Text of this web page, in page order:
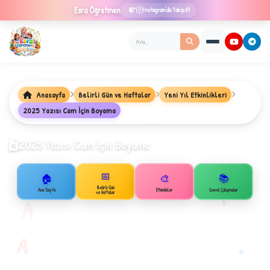
Esra Öğretmen Instagram'da Takip Et
A
B
★
✧
Anasayfa Belirli Gün ve Haftalar
Yeni Yıl Etkinlikleri
2025 Yazısı Cam İçin Boyama
2025 Yazısı Cam İçin Boyama
🏠
Ana Sayfa
📅
Belirli Gün
ve Haftalar
🎨
Etkinlikler
📚
Genel Çalışmalar
1